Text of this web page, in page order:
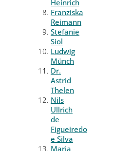
Heinrich
Franziska
Reimann
Stefanie
Siol
Ludwig
Münch
Dr.
Astrid
Thelen
Nils
Ullrich
de
Figueiredo
e Silva
Maria